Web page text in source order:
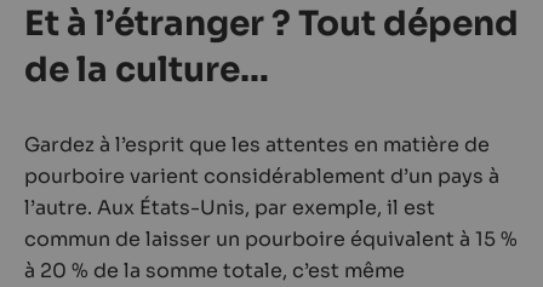
Et à l’étranger ? Tout dépend
de la culture…
Gardez à l’esprit que les attentes en matière de
pourboire varient considérablement d’un pays à
l’autre. Aux États-Unis, par exemple, il est
commun de laisser un pourboire équivalent à 15 %
à 20 % de la somme totale, c’est même